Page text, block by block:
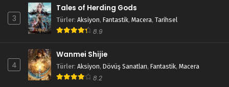
3
Tales of Herding Gods
Türler: Aksiyon, Fantastik, Macera, Tarihsel
8.9
4
Wanmei Shijie
Türler: Aksiyon, Dövüş Sanatları, Fantastik, Macera
8.2